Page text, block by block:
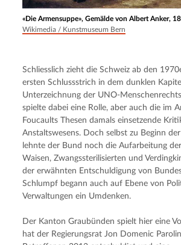
«Die Armensuppe», Gemälde von Albert Anker,
Wikimedia / Kunstmuseum Bern
Schliesslich zieht die Schweiz ab den
ersten Schlussstrich in dem dunklen
Unterzeichnung der UNO-
spielte dabei eine Rolle, aber auch die im
Foucaults Thesen damals einsetzende
Anstaltswesens. Doch selbst zu Beginn
lehnte der Bund noch die Aufarbeitung
Waisen, Zwangssterilisierten und
der erwähnten Entschuldigung von
Schlumpf begann auch auf Ebene von
Verwaltungen ein Umdenken.
Der Kanton Graubünden spielt hier eine
hat der Regierungsrat Jon Domenic